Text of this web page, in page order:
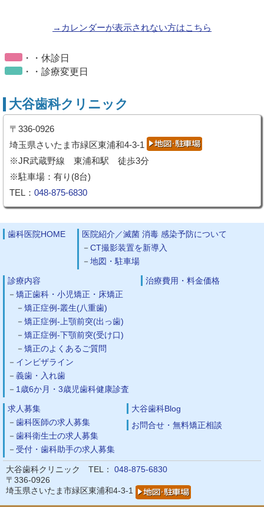
→カレンダーが表示されない方はこちら
・・休診日
・・診療変更日
大谷歯科クリニック
〒336-0926
埼玉県さいたま市緑区東浦和4-3-1
※JR武蔵野線 東浦和駅 徒歩3分
※駐車場：有り(8台)
TEL： 048-875-6830
歯科医院HOME
医院紹介／滅菌 消毒 感染予防について
CT撮影装置を新導入
地図・駐車場
診療内容
矯正歯科・小児矯正・床矯正
矯正症例-叢生(八重歯)
矯正症例-上顎前突(出っ歯)
矯正症例-下顎前突(受け口)
矯正のよくあるご質問
インビザライン
義歯・入れ歯
1歳6か月・3歳児歯科健康診査
治療費用・料金価格
求人募集
歯科医師の求人募集
歯科衛生士の求人募集
受付・歯科助手の求人募集
大谷歯科Blog
お問合せ・無料矯正相談
大谷歯科クリニック TEL：
048-875-6830
〒336-0926
埼玉県さいたま市緑区東浦和4-3-1